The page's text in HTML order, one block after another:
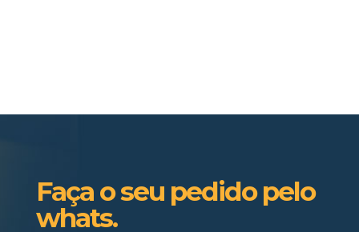
Faça o seu pedido pelo
whats.